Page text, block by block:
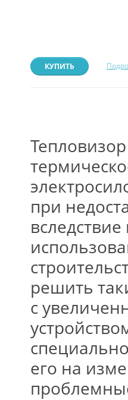
КУПИТЬ
при
решить
с
его на